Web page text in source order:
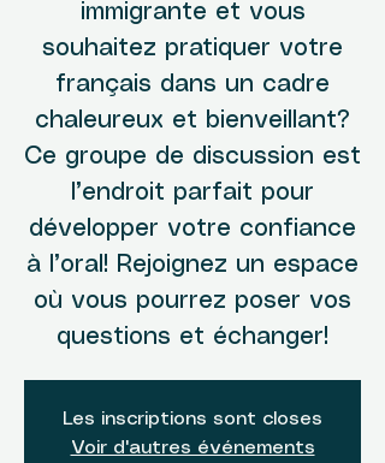
immigrante et vous
souhaitez pratiquer votre
français dans un cadre
chaleureux et bienveillant?
Ce groupe de discussion est
l’endroit parfait pour
développer votre confiance
à l’oral! Rejoignez un espace
où vous pourrez poser vos
questions et échanger!
Les inscriptions sont closes
Voir d'autres événements